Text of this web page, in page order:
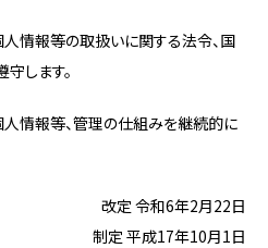
情報等の取扱いに関する法令、国
します。
情報等、管理の仕組みを継続的に
改定 令和6年2月22日
制定 平成17年10月1日